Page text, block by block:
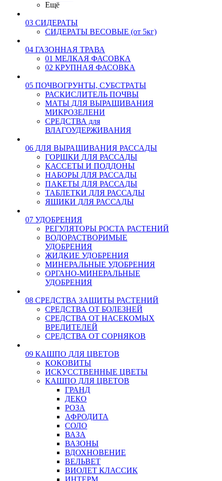
Ещё
03 СИДЕРАТЫ
СИДЕРАТЫ ВЕСОВЫЕ (от 5кг)
04 ГАЗОННАЯ ТРАВА
01 МЕЛКАЯ ФАСОВКА
02 КРУПНАЯ ФАСОВКА
05 ПОЧВОГРУНТЫ, СУБСТРАТЫ
РАСКИСЛИТЕЛЬ ПОЧВЫ
МАТЫ ДЛЯ ВЫРАЩИВАНИЯ
МИКРОЗЕЛЕНИ
СРЕДСТВА для
ВЛАГОУДЕРЖИВАНИЯ
06 ДЛЯ ВЫРАЩИВАНИЯ РАССАДЫ
ГОРШКИ ДЛЯ РАССАДЫ
КАССЕТЫ И ПОДДОНЫ
НАБОРЫ ДЛЯ РАССАДЫ
ПАКЕТЫ ДЛЯ РАССАДЫ
ТАБЛЕТКИ ДЛЯ РАССАДЫ
ЯЩИКИ ДЛЯ РАССАДЫ
07 УДОБРЕНИЯ
РЕГУЛЯТОРЫ РОСТА РАСТЕНИЙ
ВОДОРАСТВОРИМЫЕ
УДОБРЕНИЯ
ЖИДКИЕ УДОБРЕНИЯ
МИНЕРАЛЬНЫЕ УДОБРЕНИЯ
ОРГАНО-МИНЕРАЛЬНЫЕ
УДОБРЕНИЯ
08 СРЕДСТВА ЗАЩИТЫ РАСТЕНИЙ
СРЕДСТВА ОТ БОЛЕЗНЕЙ
СРЕДСТВА ОТ НАСЕКОМЫХ
ВРЕДИТЕЛЕЙ
СРЕДСТВА ОТ СОРНЯКОВ
09 КАШПО ДЛЯ ЦВЕТОВ
КОКОВИТЫ
ИСКУССТВЕННЫЕ ЦВЕТЫ
КАШПО ДЛЯ ЦВЕТОВ
ГРАНД
ДЕКО
РОЗА
АФРОДИТА
СОЛО
ВАЗА
ВАЗОНЫ
ВДОХНОВЕНИЕ
ВЕЛЬВЕТ
ВИОЛЕТ КЛАССИК
ИНТЕРМ